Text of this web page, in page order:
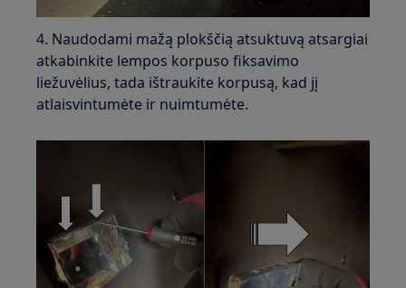
4. Naudodami mažą plokščią atsuktuvą atsargiai
atkabinkite lempos korpuso fiksavimo
liežuvėlius, tada ištraukite korpusą, kad jį
atlaisvintumėte ir nuimtumėte.